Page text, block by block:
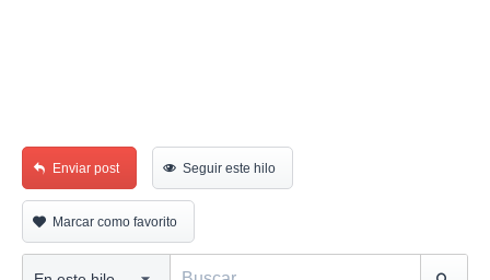
Enviar post Seguir este hilo
Marcar como favorito